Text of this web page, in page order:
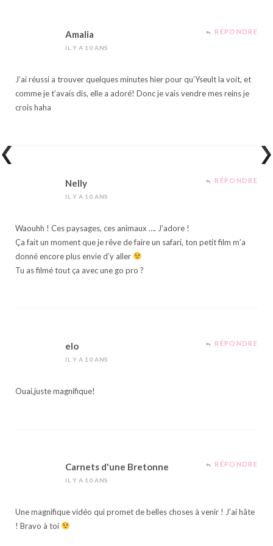
Amalia
IL Y A 10 ANS
RÉPONDRE
J’ai réussi a trouver quelques minutes hier pour qu’Yseult la voit, et
comme je t’avais dis, elle a adoré! Donc je vais vendre mes reins je
crois haha
Nelly
IL Y A 10 ANS
RÉPONDRE
Waouhh ! Ces paysages, ces animaux …. J’adore !
Ça fait un moment que je rêve de faire un safari, ton petit film m’a
donné encore plus envie d’y aller
Tu as filmé tout ça avec une go pro ?
elo
IL Y A 10 ANS
RÉPONDRE
Ouai,juste magnifique!
Carnets d'une Bretonne
IL Y A 10 ANS
RÉPONDRE
Une magnifique vidéo qui promet de belles choses à venir ! J’ai hâte
! Bravo à toi